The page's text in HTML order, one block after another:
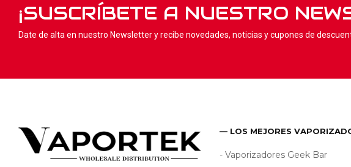
¡SUSCRÍBETE A NUESTRO
Date de alta en nuestro Newsletter y recibe novedades, noticias y cupones de
— LOS MEJORES
- Vaporizadores Geek Bar